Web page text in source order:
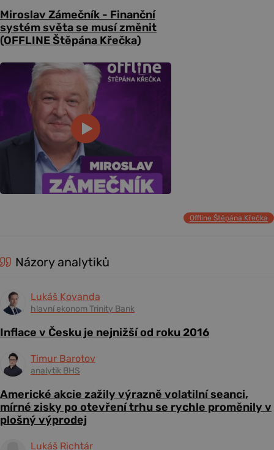
Miroslav Zámečník - Finanční
systém světa se musí změnit
(OFFLINE Štěpána Křečka)
Offline Štěpána Křečka
Názory analytiků
Lukáš Kovanda
hlavní ekonom Trinity Bank
Inflace v Česku je nejnižší od roku 2016
Timur Barotov
analytik BHS
Americké akcie zažily výrazně volatilní seanci,
mírné zisky po otevření trhu se rychle proměnily v
plošný výprodej
Lukáš Richtár